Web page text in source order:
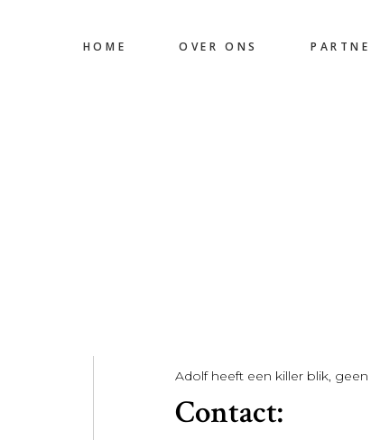
HOME OVER ONS
Adolf heeft een killer blik,
Contact: